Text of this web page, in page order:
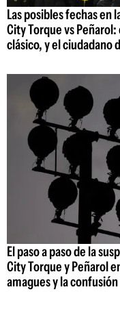
Las posibles fechas en
City Torque vs
clásico, y el ciudadano
El paso a paso de la
City Torque y Peñarol
amagues y la